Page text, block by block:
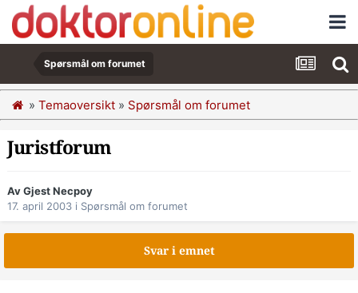
Spørsmål om forumet
» Temaoversikt » Spørsmål om forumet
Juristforum
Av Gjest Necpoy
17. april 2003 i Spørsmål om forumet
Svar i emnet